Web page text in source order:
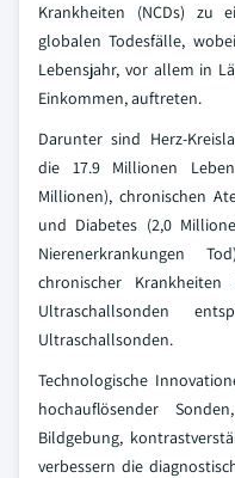
Krankheiten (NCDs) zu
globalen Todesfälle,
Lebensjahr, vor allem in
Einkommen, auftreten.
Darunter sind Herz-
die 17.9 Millionen
Millionen), chronischen
und Diabetes (2,0
Nierenerkrankungen
chronischer
Ultraschallsonden
Ultraschallsonden.
Technologische
hochauflösender
Bildgebung,
verbessern die